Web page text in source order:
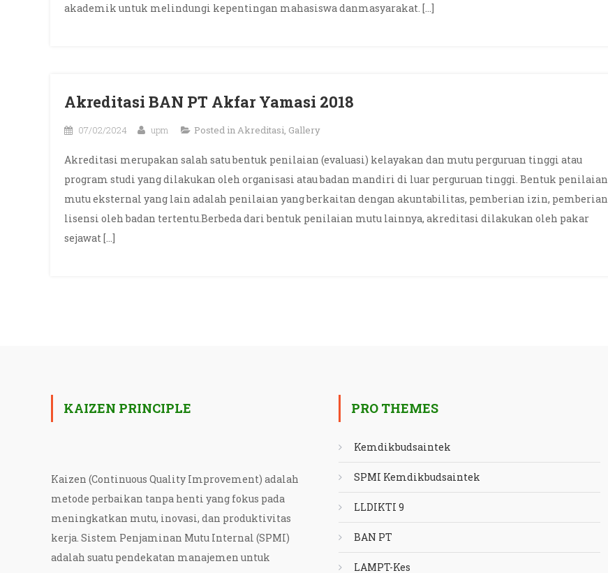
akademik untuk melindungi kepentingan mahasiswa danmasyarakat. […]
Akreditasi BAN PT Akfar Yamasi 2018
07/02/2024 upm Posted inAkreditasi, Gallery
Akreditasi merupakan salah satu bentuk penilaian (evaluasi) kelayakan dan mutu perguruan tinggi atau
program studi yang dilakukan oleh organisasi atau badan mandiri di luar perguruan tinggi. Bentuk penilaian
mutu eksternal yang lain adalah penilaian yang berkaitan dengan akuntabilitas, pemberian izin, pemberian
lisensi oleh badan tertentu.Berbeda dari bentuk penilaian mutu lainnya, akreditasi dilakukan oleh pakar
sejawat […]
KAIZEN PRINCIPLE
Kaizen (Continuous Quality Improvement) adalah
metode perbaikan tanpa henti yang fokus pada
meningkatkan mutu, inovasi, dan produktivitas
kerja. Sistem Penjaminan Mutu Internal (SPMI)
adalah suatu pendekatan manajemen untuk
PRO THEMES
Kemdikbudsaintek
SPMI Kemdikbudsaintek
LLDIKTI 9
BAN PT
LAMPT-Kes